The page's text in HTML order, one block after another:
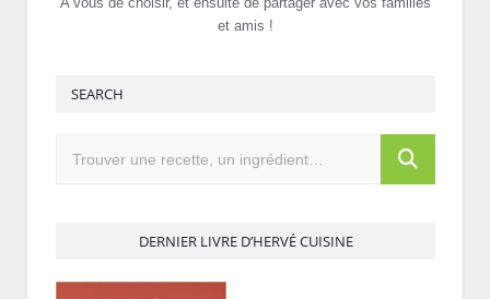
et amis !
SEARCH
DERNIER LIVRE D’HERVÉ CUISINE